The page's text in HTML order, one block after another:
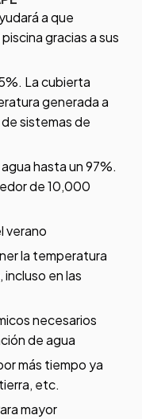
a que
gracias a sus
La cubierta
generada a
sistemas de
hasta un 97%.
de 10,000
verano
la temperatura
en las
necesarios
de agua
más tiempo ya
etc.
mayor